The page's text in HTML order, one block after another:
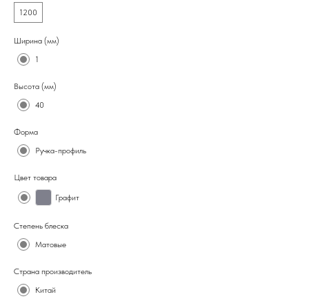
1200
Ширина (мм)
1
Высота (мм)
40
Форма
Ручка-профиль
Цвет товара
Графит
Степень блеска
Матовые
Страна производитель
Китай